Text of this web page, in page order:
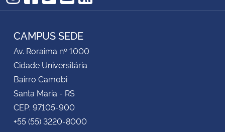
Instagram
Facebook
Twitter
YouTube
RSS
CAMPUS SEDE
Av. Roraima nº 1000
Cidade Universitária
Bairro Camobi
Santa Maria - RS
CEP: 97105-900
+55 (55) 3220-8000